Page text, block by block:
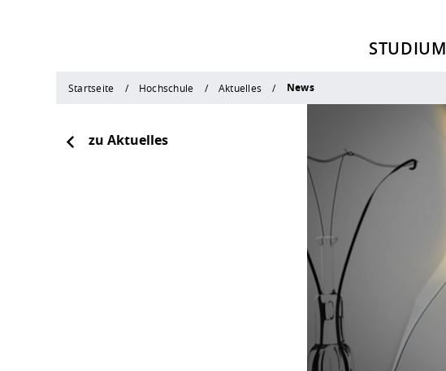
STUDIUM
Startseite Hochschule Aktuelles News
zu Aktuelles